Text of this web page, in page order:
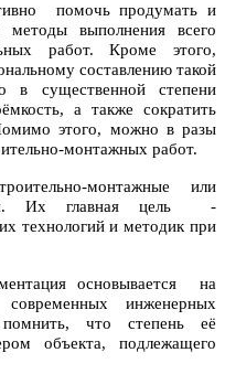
помочь продумать и
методы выполнения всего
работ. Кроме этого,
составлению такой
в существенной степени
а также сократить
этого, можно в разы
монтажных работ.
монтажные или
Их главная цель -
технологий и методик при
основывается на
инженерных
что степень её
объекта, подлежащего